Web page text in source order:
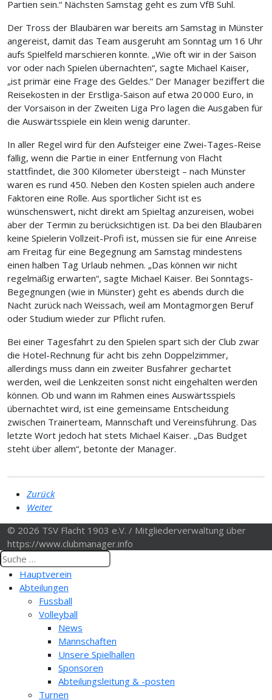
Partien sein.“ Nächsten Samstag geht es zum VfB Suhl.
Der Tross der Blaubären war bereits am Samstag in Münster
angereist, damit das Team ausgeruht am Sonntag um 16 Uhr
aufs Spielfeld marschieren konnte. „Wie oft wir in der Saison
vor oder nach Spielen übernachten“, sagte Michael Kaiser,
„ist primär eine Frage des Geldes.“ Der Manager beziffert die
Reisekosten in der Erstliga-Saison auf etwa 20 000 Euro, in
der Vorsaison in der Zweiten Liga Pro lagen die Ausgaben für
die Auswärtsspiele ein klein wenig darunter.
In aller Regel wird für den Aufsteiger eine Zwei-Tages-Reise
fällig, wenn die Partie in einer Entfernung von Flacht
stattfindet, die 300 Kilometer übersteigt – nach Münster
waren es rund 450. Neben den Kosten spielen auch andere
Faktoren eine Rolle. Aus sportlicher Sicht ist es
wünschenswert, nicht direkt am Spieltag anzureisen, wobei
aber der Termin zu berücksichtigen ist. Da bei den Blaubären
keine Spielerin Vollzeit-Profi ist, müssen sie für eine Anreise
am Freitag für eine Begegnung am Samstag mindestens
einen halben Tag Urlaub nehmen. „Das können wir nicht
regelmäßig erwarten“, sagte Michael Kaiser. Bei Sonntags-
Begegnungen (wie in Münster) geht es abends durch die
Nacht zurück nach Weissach, weil am Montagmorgen Beruf
oder Studium wieder zur Pflicht rufen.
Bei einer Tagesfahrt zu den Spielen spart sich der Club zwar
die Hotel-Rechnung für acht bis zehn Doppelzimmer,
allerdings muss dann ein zweiter Busfahrer gechartet
werden, weil die Lenkzeiten sonst nicht eingehalten werden
können. Ob und wann im Rahmen eines Auswärtsspiels
übernachtet wird, ist eine gemeinsame Entscheidung
zwischen Trainerteam, Mannschaft und Vereinsführung. Das
letzte Wort jedoch hat stets Michael Kaiser. „Das Budget
steht über allem“, betonte der Manager.
Zurück
Weiter
© 2026 TSV Flacht 1903 e.V. / Mitgliederverwaltung über
https://www.clubmanager.info
Hauptverein
Abteilungen
Fussball
Volleyball
News
Mannschaften
Unsere Spielhallen
Sponsoren
Abteilungsleitung & -posten
Turnen